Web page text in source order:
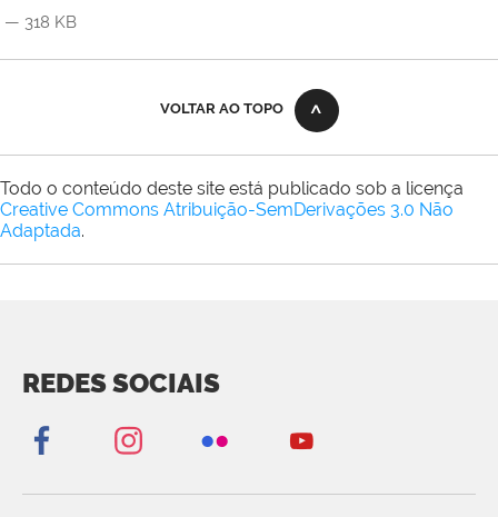
— 318 KB
VOLTAR AO TOPO
Todo o conteúdo deste site está publicado sob a licença
Creative Commons Atribuição-SemDerivações 3.0 Não
Adaptada.
REDES SOCIAIS